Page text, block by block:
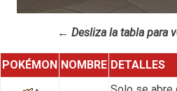
← Desliza la tabla para
POKÉMON NOMBRE DETALLES